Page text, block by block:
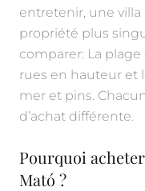
entretenir, une
propriété plus
comparer: La plage
rues en hauteur et
mer et pins.
d’achat différente.
Pourquoi
Mató ?